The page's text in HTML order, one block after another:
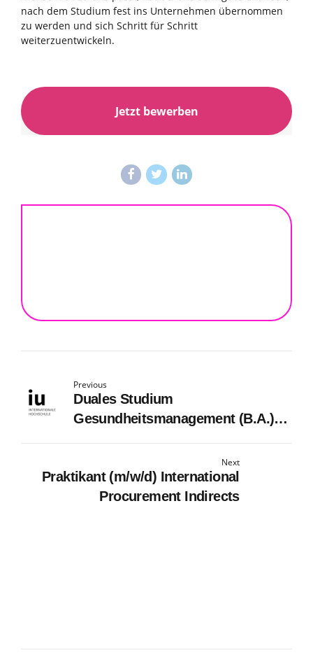
nach dem Studium fest ins Unternehmen übernommen
zu werden und sich Schritt für Schritt
weiterzuentwickeln.
Previous
Duales Studium
Gesundheitsmanagement (B.A.)
Next
Praktikant (m/w/d) International
Procurement Indirects